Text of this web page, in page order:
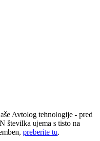
Avtolog tehnologije - pred
številka ujema s tisto na
preberite tu.